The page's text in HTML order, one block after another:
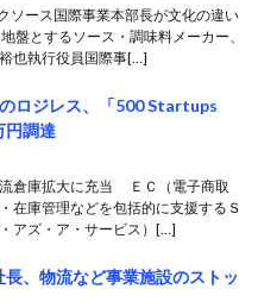
ソース国際事業本部長が文化の違い
盤とするソース・調味料メーカー、
也執行役員国際事[…]
ロジレス、「500 Startups
円調達
倉庫拡大に充当 ＥＣ（電子商取
在庫管理などを包括的に支援するＳ
アズ・ア・サービス）[…]
、物流など事業施設のストッ